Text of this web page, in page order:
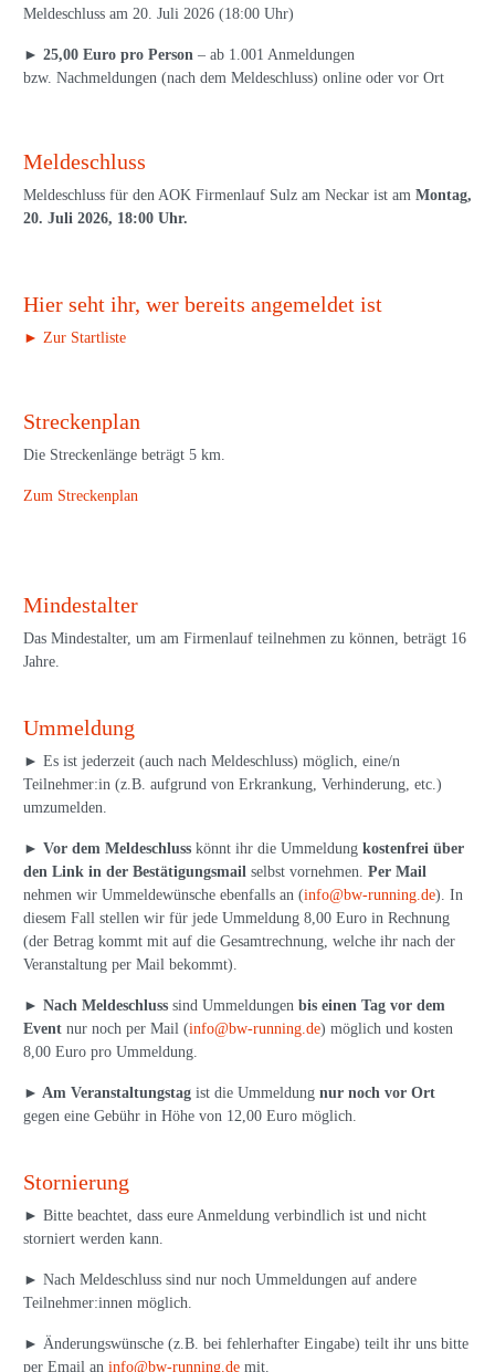
Meldeschluss am 20. Juli 2026 (18:00 Uhr)
► 25,00 Euro pro Person – ab 1.001 Anmeldungen
bzw. Nachmeldungen (nach dem Meldeschluss) online oder vor Ort
Meldeschluss
Meldeschluss für den AOK Firmenlauf Sulz am Neckar ist am Montag,
20. Juli 2026, 18:00 Uhr.
Hier seht ihr, wer bereits angemeldet ist
► Zur Startliste
Streckenplan
Die Streckenlänge beträgt 5 km.
Zum Streckenplan
Mindestalter
Das Mindestalter, um am Firmenlauf teilnehmen zu können, beträgt 16
Jahre.
Ummeldung
► Es ist jederzeit (auch nach Meldeschluss) möglich, eine/n
Teilnehmer:in (z.B. aufgrund von Erkrankung, Verhinderung, etc.)
umzumelden.
► Vor dem Meldeschluss könnt ihr die Ummeldung kostenfrei über
den Link in der Bestätigungsmail selbst vornehmen. Per Mail
nehmen wir Ummeldewünsche ebenfalls an (info@bw-running.de). In
diesem Fall stellen wir für jede Ummeldung 8,00 Euro in Rechnung
(der Betrag kommt mit auf die Gesamtrechnung, welche ihr nach der
Veranstaltung per Mail bekommt).
► Nach Meldeschluss sind Ummeldungen bis einen Tag vor dem
Event nur noch per Mail (info@bw-running.de) möglich und kosten
8,00 Euro pro Ummeldung.
► Am Veranstaltungstag ist die Ummeldung nur noch vor Ort
gegen eine Gebühr in Höhe von 12,00 Euro möglich.
Stornierung
► Bitte beachtet, dass eure Anmeldung verbindlich ist und nicht
storniert werden kann.
► Nach Meldeschluss sind nur noch Ummeldungen auf andere
Teilnehmer:innen möglich.
► Änderungswünsche (z.B. bei fehlerhafter Eingabe) teilt ihr uns bitte
per Email an info@bw-running.de mit.